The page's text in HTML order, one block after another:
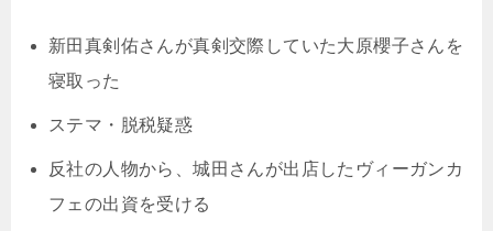
新田真剣佑さんが真剣交際していた大原櫻子さんを
寝取った
ステマ・脱税疑惑
反社の人物から、城田さんが出店したヴィーガンカ
フェの出資を受ける